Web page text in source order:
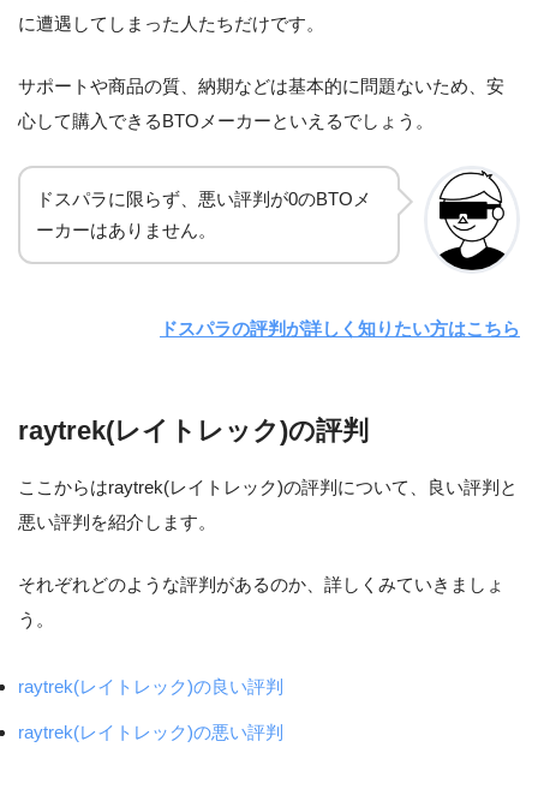
に遭遇してしまった人たちだけです。
サポートや商品の質、納期などは基本的に問題ないため、安
心して購入できるBTOメーカーといえるでしょう。
ドスパラに限らず、悪い評判が0のBTOメ
ーカーはありません。
ドスパラの評判が詳しく知りたい方はこちら
raytrek(レイトレック)の評判
ここからはraytrek(レイトレック)の評判について、良い評判と
悪い評判を紹介します。
それぞれどのような評判があるのか、詳しくみていきましょ
う。
raytrek(レイトレック)の良い評判
raytrek(レイトレック)の悪い評判